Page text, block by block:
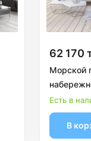
62 170
Морской
Есть в
В